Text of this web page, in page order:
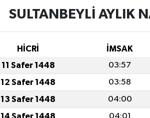
SULTANBEYLİ AYLIK
HİCRİ İMSAK
11 Safer 1448 03:57
12 Safer 1448 03:58
13 Safer 1448 04:00